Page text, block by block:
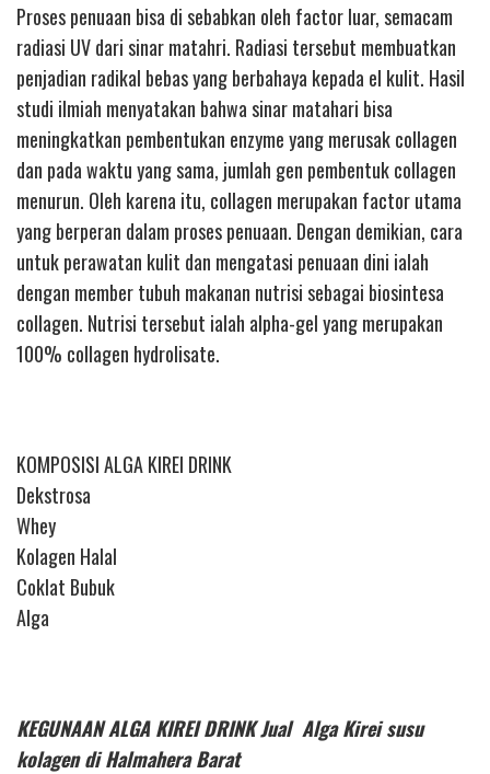
Proses penuaan bisa di sebabkan oleh factor luar, semacam
radiasi UV dari sinar matahri. Radiasi tersebut membuatkan
penjadian radikal bebas yang berbahaya kepada el kulit. Hasil
studi ilmiah menyatakan bahwa sinar matahari bisa
meningkatkan pembentukan enzyme yang merusak collagen
dan pada waktu yang sama, jumlah gen pembentuk collagen
menurun. Oleh karena itu, collagen merupakan factor utama
yang berperan dalam proses penuaan. Dengan demikian, cara
untuk perawatan kulit dan mengatasi penuaan dini ialah
dengan member tubuh makanan nutrisi sebagai biosintesa
collagen. Nutrisi tersebut ialah alpha-gel yang merupakan
100% collagen hydrolisate.
KOMPOSISI ALGA KIREI DRINK
Dekstrosa
Whey
Kolagen Halal
Coklat Bubuk
Alga
KEGUNAAN ALGA KIREI DRINK Jual Alga Kirei susu
kolagen di Halmahera Barat